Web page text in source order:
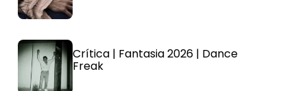
Crítica | Fantasia 2026 | Dance
Freak